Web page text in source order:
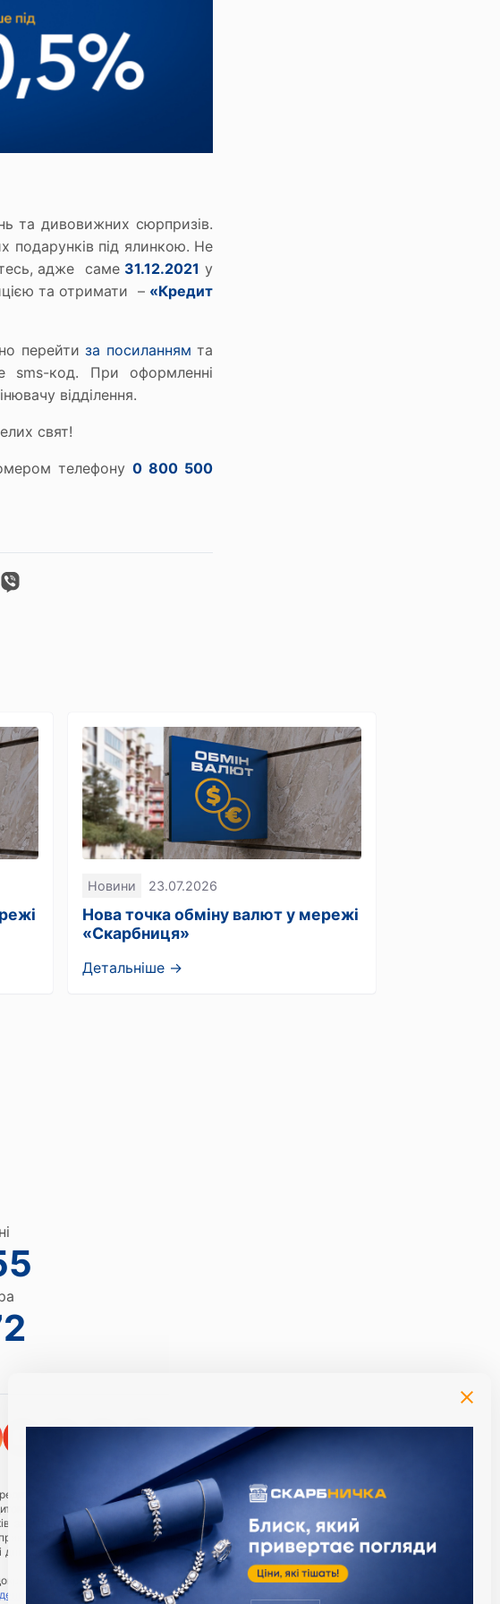
та дивовижних сюрпризів.
подарунків під ялинкою. Не
адже саме 31.12.2021 у
та отримати – «Кредит
перейтиза посиланням та
sms-код. При оформленні
відділення.
свят!
телефону 0 800 500
Новини 23.07.2026
Нова точка обміну валют у мережі
«Скарбниця»
Детальніше →
в будь-який момент за умови сплати процентів за
є 1 (один) календарний день). Максимальный термін
відповідний термін користування кредитом. Приклад
розрахунку: при сумі кредиту 1000 грн., плата за
Позичальнику необхідно буде заплатити суму у розмірі
підрозділи, що надають ломбардні послуги з